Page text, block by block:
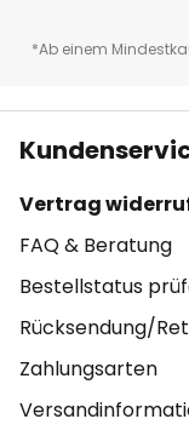
*Ab einem
Vertrag
FAQ & Beratung
Bestellstatus
Rücksendung/
Zahlungsarten